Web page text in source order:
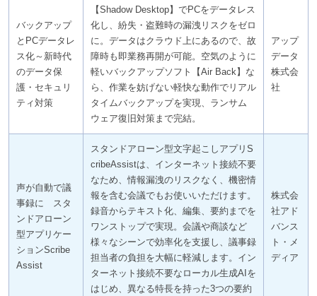
バックアップ
とPCデータレ
ス化～新時代
のデータ保
護・セキュリ
ティ対策
【Shadow Desktop】でPCをデータレス
化し、紛失・盗難時の漏洩リスクをゼロ
に。データはクラウド上にあるので、故
障時も即業務再開が可能。空気のように
軽いバックアップソフト【Air Back】な
ら、作業を妨げない軽快な動作でリアル
タイムバックアップを実現、ランサム
ウェア復旧対策まで完結。
アップ
データ
株式会
社
声が自動で議
事録に スタ
ンドアローン
型アプリケー
ションScribe
Assist
スタンドアローン型文字起こしアプリS
cribeAssistは、インターネット接続不要
なため、情報漏洩のリスクなく、機密情
報を含む会議でもお使いいただけます。
録音からテキスト化、編集、要約までを
ワンストップで実現。会議や商談など
様々なシーンで効率化を支援し、議事録
担当者の負担を大幅に軽減します。イン
ターネット接続不要なローカル生成AIを
はじめ、異なる特長を持った3つの要約
株式会
社アド
バンス
ト・メ
ディア